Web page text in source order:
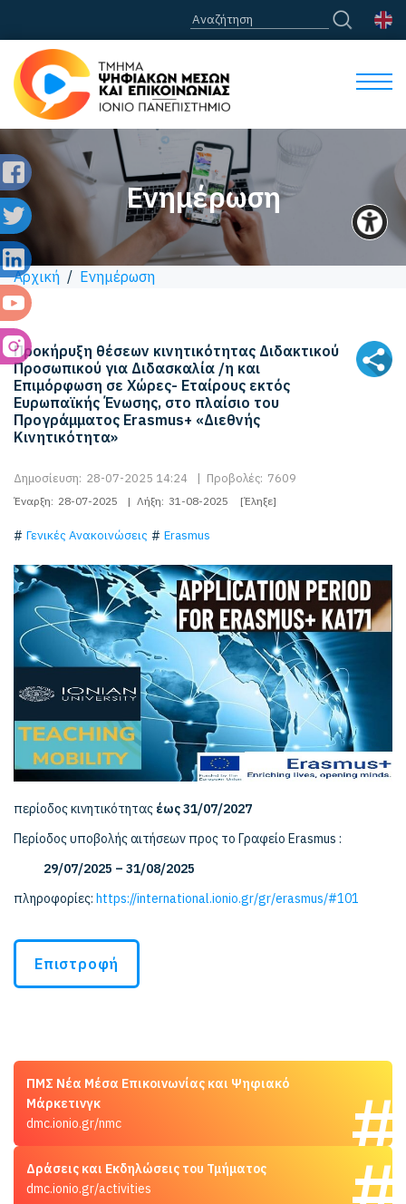
Ενημέρωση
Αρχική / Ενημέρωση
Προκήρυξη θέσεων κινητικότητας Διδακτικού
Προσωπικού για Διδασκαλία /η και
Επιμόρφωση σε Χώρες- Εταίρους εκτός
Ευρωπαϊκής Ένωσης, στο πλαίσιο του
Προγράμματος Erasmus+ «Διεθνής
Κινητικότητα»
Δημοσίευση: 28-07-2025 14:24 | Προβολές: 7609
Έναρξη: 28-07-2025 | Λήξη: 31-08-2025 [Έληξε]
Γενικές Ανακοινώσεις Erasmus
περίοδος κινητικότητας έως 31/07/2027
Περίοδος υποβολής αιτήσεων προς το Γραφείο Erasmus :
29/07/2025 – 31/08/2025
πληροφορίες: https://international.ionio.gr/gr/erasmus/#101
Επιστροφή
ΠΜΣ Νέα Μέσα Επικοινωνίας και Ψηφιακό
Μάρκετινγκ
dmc.ionio.gr/nmc
Δράσεις και Εκδηλώσεις του Τμήματος
dmc.ionio.gr/activities